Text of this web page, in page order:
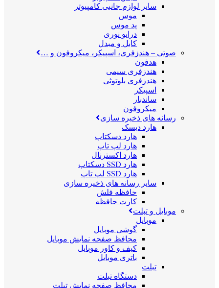
سایر لوازم جانبی کامپیوتر
موس
پد موس
درایو نوری
کابل و مبدل
صوتی – هندزفری، اسپیکر، میکروفون و …
هدفون
هندزفری سیمی
هندزفری بلوتوثی
اسپیکر
ساندبار
میکروفون
رسانه های ذخیره سازی
هارد دیسک
هارد دسکتاپ
هارد لپ تاپ
هارد اکسترنال
هارد SSD دسکتاپ
هارد SSD لپ تاپ
سایر رسانه های ذخیره سازی
حافظه فلش
کارت حافظه
موبایل و تبلت
موبایل
گوشی موبایل
محافظ صفحه نمایش موبایل
کیف و کاور موبایل
باتری موبایل
تبلت
دستگاه تبلت
محافظ صفحه نمایش تبلت